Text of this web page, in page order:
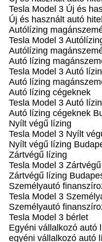
Tesla Model 3 Új és
Új és használt autó
Autólízing
Tesla Model 3
Autólízing
Autó lízing
Tesla Model 3 Autó
Autó lízing
Autó lízing cégeknek
Tesla Model 3 Autó
Autó lízing cégeknek
Nyílt végű lízing
Tesla Model 3 Nyílt
Nyílt végű lízing
Zártvégű lízing
Tesla Model 3
Zártvégű lízing
Személyautó
Tesla Model 3
Személyautó
Tesla Model 3 bérlet
Egyéni vállalkozó autó
egyéni vállalkozó autó